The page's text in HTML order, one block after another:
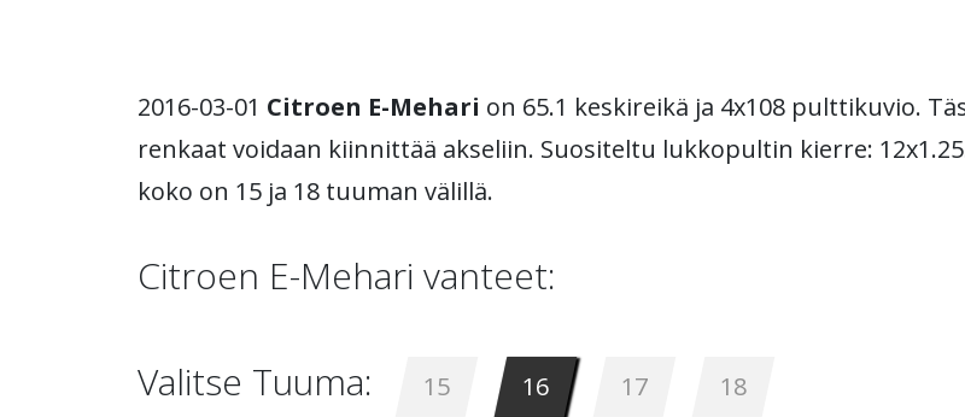
2016-03-01 Citroen E-Mehari on 65.1 keskireikä ja 4x108 pulttikuvio.
renkaat voidaan kiinnittää akseliin. Suositeltu lukkopultin kierre:
koko on 15 ja 18 tuuman välillä.
Citroen E-Mehari vanteet:
Valitse Tuuma: 15 16 17 18